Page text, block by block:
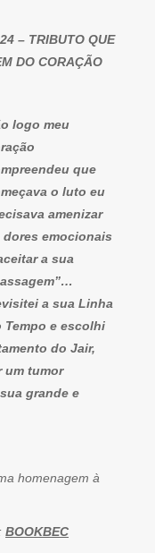
– TRIBUTO QUE
DO CORAÇÃO
logo meu
que
o luto eu
amenizar
dores emocionais
a sua
a sua Linha
Tempo e escolhi
do Jair,
um tumor
grande e
à
BOOKBEC